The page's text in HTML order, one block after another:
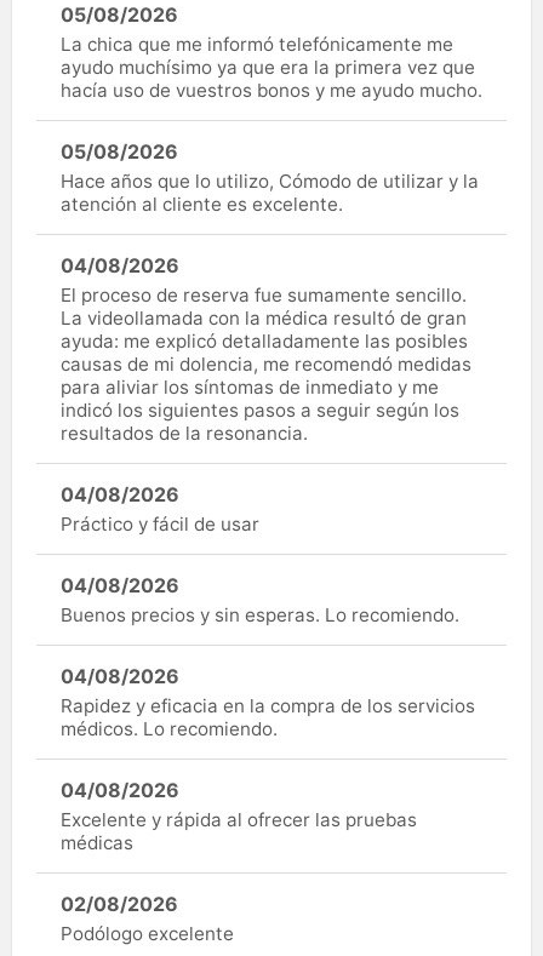
05/08/2026
La chica que me informó telefónicamente me
ayudo muchísimo ya que era la primera vez que
hacía uso de vuestros bonos y me ayudo mucho.
05/08/2026
Hace años que lo utilizo, Cómodo de utilizar y la
atención al cliente es excelente.
04/08/2026
El proceso de reserva fue sumamente sencillo.
La videollamada con la médica resultó de gran
ayuda: me explicó detalladamente las posibles
causas de mi dolencia, me recomendó medidas
para aliviar los síntomas de inmediato y me
indicó los siguientes pasos a seguir según los
resultados de la resonancia.
04/08/2026
Práctico y fácil de usar
04/08/2026
Buenos precios y sin esperas. Lo recomiendo.
04/08/2026
Rapidez y eficacia en la compra de los servicios
médicos. Lo recomiendo.
04/08/2026
Excelente y rápida al ofrecer las pruebas
médicas
02/08/2026
Podólogo excelente